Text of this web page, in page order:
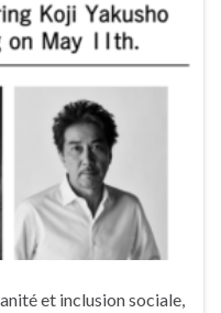
et inclusion sociale,